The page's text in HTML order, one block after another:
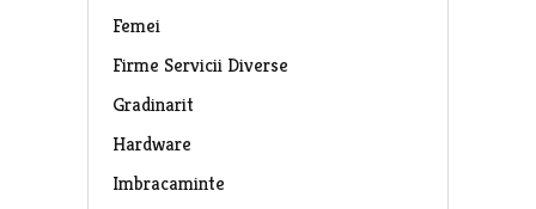
Femei
Firme Servicii Diverse
Gradinarit
Hardware
Imbracaminte